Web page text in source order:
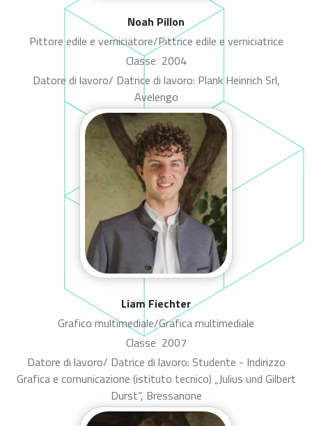
Noah Pillon
Pittore edile e verniciatore/Pittrice edile e verniciatrice
Classe 2004
Datore di lavoro/ Datrice di lavoro: Plank Heinrich Srl,
Avelengo
Liam Fiechter
Grafico multimediale/Grafica multimediale
Classe 2007
Datore di lavoro/ Datrice di lavoro: Studente - Indirizzo
Grafica e comunicazione (istituto tecnico) „Julius und Gilbert
Durst“, Bressanone